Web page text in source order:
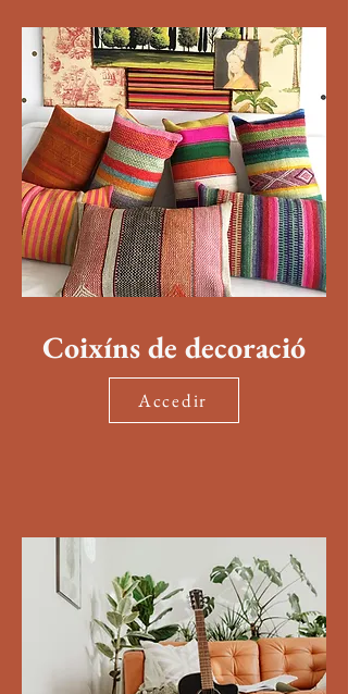
Coixíns de decoració
Accedir